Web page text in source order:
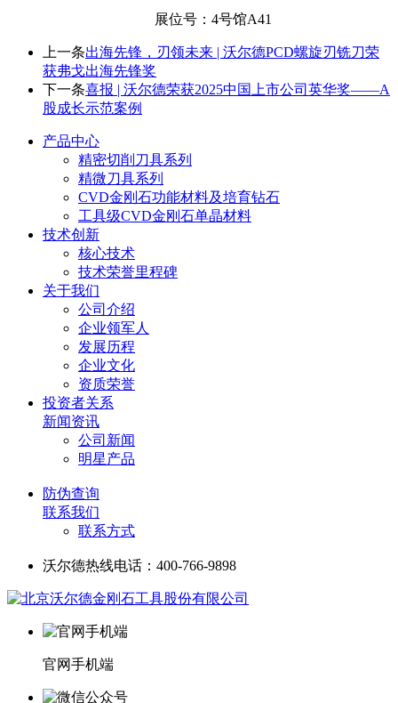
展位号：4号馆A41
上一条出海先锋，刃领未来 | 沃尔德PCD螺旋刃铣刀荣
获弗戈出海先锋奖
下一条喜报 | 沃尔德荣获2025中国上市公司英华奖——A
股成长示范案例
产品中心
精密切削刀具系列
精微刀具系列
CVD金刚石功能材料及培育钻石
工具级CVD金刚石单晶材料
技术创新
核心技术
技术荣誉里程碑
关于我们
公司介绍
企业领军人
发展历程
企业文化
资质荣誉
投资者关系
新闻资讯
公司新闻
明星产品
防伪查询
联系我们
联系方式
沃尔德热线电话：400-766-9898
官网手机端